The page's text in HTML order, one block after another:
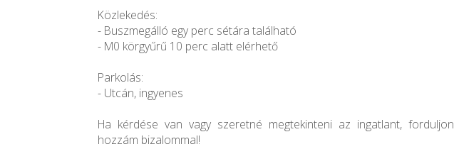
Közlekedés:
- Buszmegálló egy perc sétára található
- M0 körgyűrű 10 perc alatt elérhető
Parkolás:
- Utcán, ingyenes
Ha kérdése van vagy szeretné megtekinteni az ingatlant, forduljon
hozzám bizalommal!